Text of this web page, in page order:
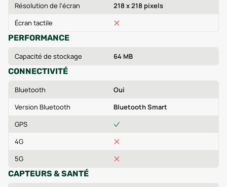
Résolution de l'écran
218 x 218 pixels
Écran tactile
PERFORMANCE
Capacité de stockage 64 MB
CONNECTIVITÉ
Bluetooth
Oui
Version Bluetooth
Bluetooth Smart
GPS
4G
5G
CAPTEURS & SANTÉ